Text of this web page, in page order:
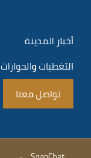
أخبار المدينة
التغطيات والحوارات
تواصل معنا